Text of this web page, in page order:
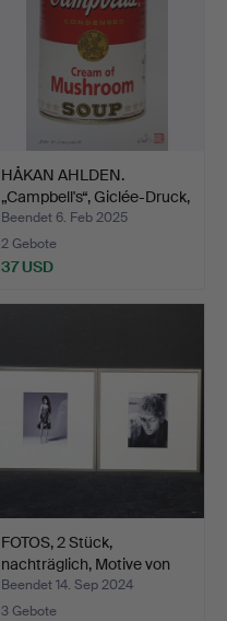
HÅKAN AHLDEN.
„Campbell's“, Giclée-Druck,
…
Beendet 6. Feb 2025
2 Gebote
37 USD
FOTOS, 2 Stück,
nachträglich, Motive von
B…
Beendet 14. Sep 2024
3 Gebote